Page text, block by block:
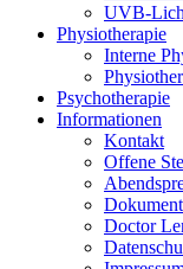
UVB-
Physiotherapie
Interne
Psychotherapie
Informationen
Kontakt
Offene
Doctor